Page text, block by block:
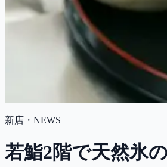
新店・NEWS
若鮨2階で天然氷